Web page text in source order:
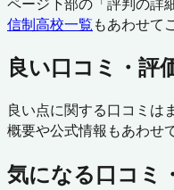
信制高校一覧もあわせて
良い口コミ・評
良い点に関する口コミは
概要や公式情報もあわせ
気になる口コミ